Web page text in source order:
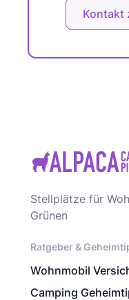
Kontakt
Stellplätze für
Grünen
Ratgeber &
Wohnmobil
Camping